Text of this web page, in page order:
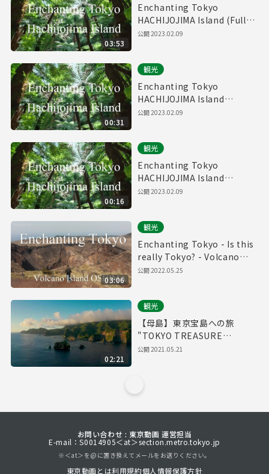
03:53
Enchanting Tokyo
HACHIJOJIMA Island (Full
ver.)／八丈島
公開2023.02.09
00:31
観光
Enchanting Tokyo
HACHIJOJIMA Island
(30sec.)
公開2023.02.09
00:16
観光
Enchanting Tokyo
HACHIJOJIMA Island
(15sec.)
公開2023.02.09
03:06
観光
Enchanting Tokyo - Is this
really Tokyo? - Volcano
Island OSHIMA (Full ver.) /
公開2022.05.25
02:21
観光
【母島】東京宝島への旅
"TOKYO TREASURE
ISLANDS"
公開2021.05.21
お問い合わせ : 東京動画 運営担当
E-mail：S0014905＜at＞section.metro.tokyo.jp
※＜at＞を@に置き換えてメールをお送りください。
東京動画とは利用規約個人情報保護方針